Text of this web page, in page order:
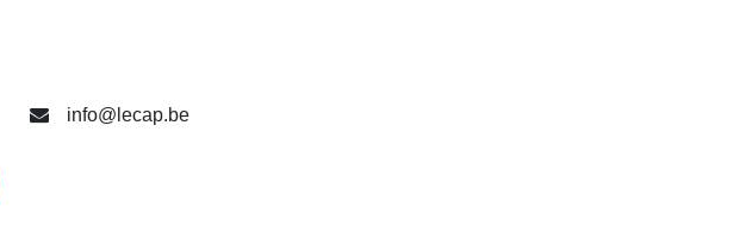
info@lecap.be